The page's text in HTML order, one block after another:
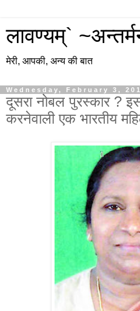
लावण्यम्`
मेरी, आपकी, अन्य की बात
Wednesday, February 3,
दूसरा नोबल पुरस्कार ?
करनेवाली एक भारतीय